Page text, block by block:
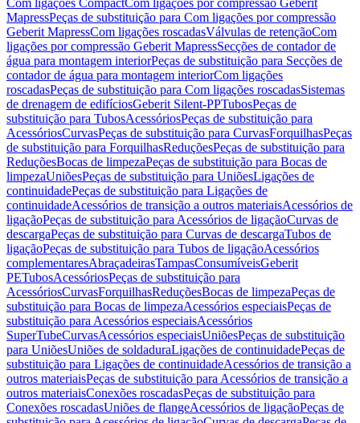
Com ligações CompactCom ligações por compressão Geberit
MapressPeças de substituição para Com ligações por compressão
Geberit MapressCom ligações roscadasVálvulas de retençãoCom
ligações por compressão Geberit MapressSecções de contador de
água para montagem interiorPeças de substituição para Secções de
contador de água para montagem interiorCom ligações
roscadasPeças de substituição para Com ligações roscadasSistemas
de drenagem de edifíciosGeberit Silent-PPTubosPeças de
substituição para TubosAcessóriosPeças de substituição para
AcessóriosCurvasPeças de substituição para CurvasForquilhasPeças
de substituição para ForquilhasReduçõesPeças de substituição para
ReduçõesBocas de limpezaPeças de substituição para Bocas de
limpezaUniõesPeças de substituição para UniõesLigações de
continuidadePeças de substituição para Ligações de
continuidadeAcessórios de transição a outros materiaisAcessórios de
ligaçãoPeças de substituição para Acessórios de ligaçãoCurvas de
descargaPeças de substituição para Curvas de descargaTubos de
ligaçãoPeças de substituição para Tubos de ligaçãoAcessórios
complementaresAbraçadeirasTampasConsumíveisGeberit
PETubosAcessóriosPeças de substituição para
AcessóriosCurvasForquilhasReduçõesBocas de limpezaPeças de
substituição para Bocas de limpezaAcessórios especiaisPeças de
substituição para Acessórios especiaisAcessórios
SuperTubeCurvasAcessórios especiaisUniõesPeças de substituição
para UniõesUniões de soldaduraLigações de continuidadePeças de
substituição para Ligações de continuidadeAcessórios de transição a
outros materiaisPeças de substituição para Acessórios de transição a
outros materiaisConexões roscadasPeças de substituição para
Conexões roscadasUniões de flangeAcessórios de ligaçãoPeças de